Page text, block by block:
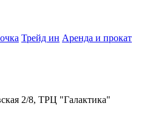
Трейд ин Аренда и прокат
2/8, ТРЦ "Галактика"